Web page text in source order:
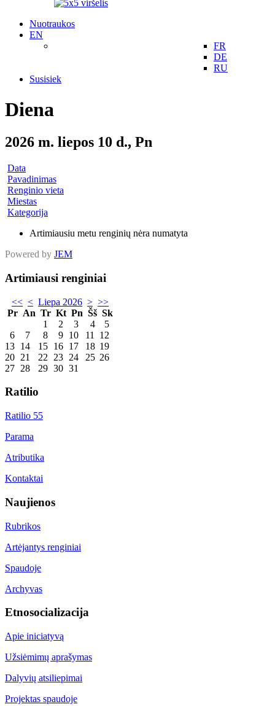
Nuotraukos
EN
FR
DE
RU
Susisiek
Diena
2026 m. liepos 10 d., Pn
Data
Pavadinimas
Renginio vieta
Miestas
Kategorija
Artimiausiu metu renginių nėra numatyta
Powered by JEM
Artimiausi renginiai
<< < Liepa 2026 > >>
Pr An Tr Kt Pn Šš Sk
1
2 3 4
5
6
7 8 9 10 11
12
13 14 15 16 17 18 19
20 21 22 23 24 25 26
27 28 29 30 31
Ratilio
Ratilio 55
Parama
Atributika
Kontaktai
Naujienos
Rubrikos
Artėjantys renginiai
Spaudoje
Archyvas
Etnosocializacija
Apie iniciatyvą
Užsiėmimų aprašymas
Dalyvių atsiliepimai
Projektas spaudoje